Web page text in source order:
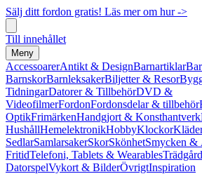
Sälj ditt fordon gratis! Läs mer om hur ->
Till innehållet
Meny
AccessoarerAntikt & DesignBarnartiklar
BarnskorBarnleksakerBiljetter & Resor
TidningarDatorer & TillbehörDVD &
VideofilmerFordonFordonsdelar & tillbehör
OptikFrimärkenHandgjort & Konsthantverk
HushållHemelektronikHobbyKlockor
SedlarSamlarsakerSkorSkönhetSmycken &
FritidTelefoni, Tablets & Wearables
DatorspelVykort & BilderÖvrigtInspiration